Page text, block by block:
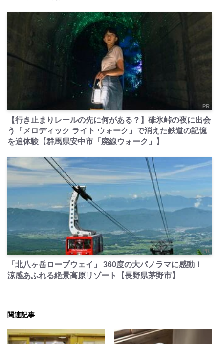
PR
【行き止まりレールの先に何がある？】碓氷峠の夜に出会
う「メロディック ライト ウォーク」で消えた鉄道の記憶
を追体験【群馬県安中市「廃線ウォーク」】
PR
「北八ヶ岳ロープウェイ」 360度の大パノラマに感動！
涼感あふれる絶景高原リゾート【長野県茅野市】
関連記事